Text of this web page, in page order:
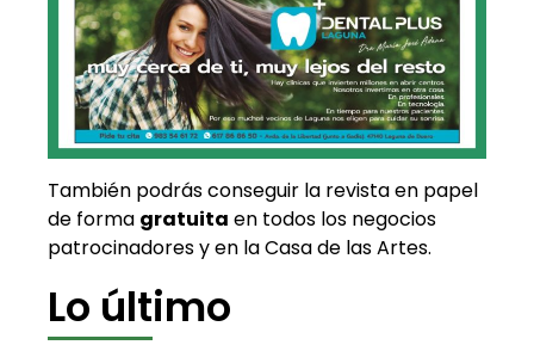
También podrás conseguir la revista en papel
de forma gratuita en todos los negocios
patrocinadores y en la Casa de las Artes.
Lo último